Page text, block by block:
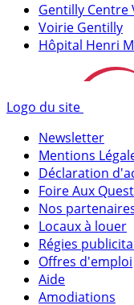
Gentilly Centre
Voirie Gentilly
Hôpital Henri
Logo du site
Newsletter
Mentions
Déclaration
Foire Aux
Nos
Locaux à louer
Régies
Offres d'emploi
Aide
Amodiations